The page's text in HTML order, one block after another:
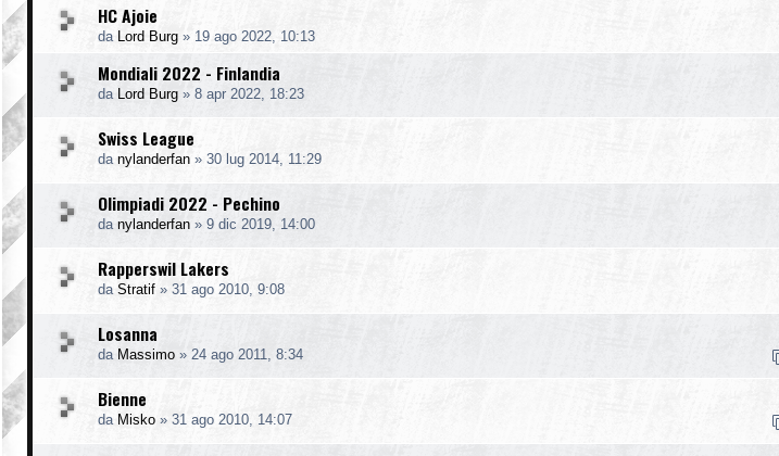
HC Ajoie
da Lord Burg » 19 ago 2022, 10:13
Mondiali 2022 - Finlandia
da Lord Burg » 8 apr 2022, 18:23
Swiss League
da nylanderfan » 30 lug 2014, 11:29
Olimpiadi 2022 - Pechino
da nylanderfan » 9 dic 2019, 14:00
Rapperswil Lakers
da Stratif » 31 ago 2010, 9:08
Losanna
da Massimo » 24 ago 2011, 8:34
Bienne
da Misko » 31 ago 2010, 14:07